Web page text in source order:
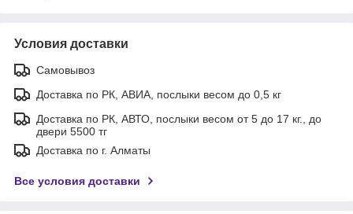
Условия доставки
Самовывоз
Доставка по РК, АВИА, послыки весом до 0,5 кг
Доставка по РК, АВТО, послыки весом от 5 до 17 кг., до
двери 5500 тг
Доставка по г. Алматы
Все условия доставки